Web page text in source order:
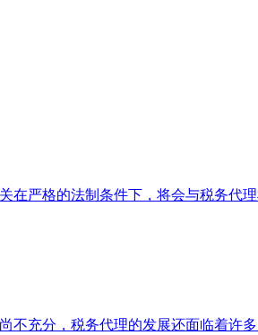
严格的法制条件下，将会与税务代
充分，税务代理的发展还面临着许